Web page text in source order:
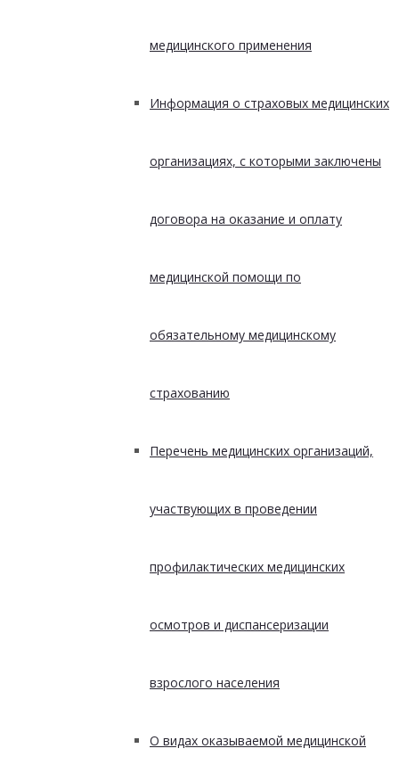
медицинского применения
Информация о страховых медицинских
организациях, с которыми заключены
договора на оказание и оплату
медицинской помощи по
обязательному медицинскому
страхованию
Перечень медицинских организаций,
участвующих в проведении
профилактических медицинских
осмотров и диспансеризации
взрослого населения
О видах оказываемой медицинской